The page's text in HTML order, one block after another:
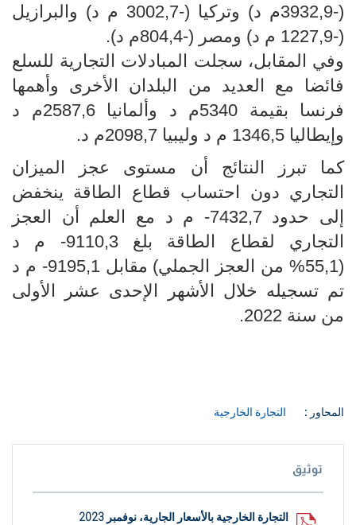
(-3932,9م د) وتركيا (-3002,7 م د) والبرازيل
(-1227,9 م د) ومصر (-804,4م د).
وفي المقابل، سجلت المبادلات التجارية للسلع
فائضا مع العديد من البلدان الأخرى وأهمها
فرنسا بقيمة 5340م د وألمانيا 2587,6م د
وإيطاليا 1346,5 م د وليبيا 2098,7م د.
كما تبرز النتائج أن مستوى عجز الميزان
التجاري دون احتساب قطاع الطاقة ينخفض
إلى حدود 7432,7- م د مع العلم أن العجز
التجاري لقطاع الطاقة بلغ 9110,3- م د
(55,1% من العجز الجملي) مقابل 9195,1- م د
تم تسجيله خلال الأشهر الإحدى عشر الأولى
من سنة 2022.
المحاور : التجارة الخارجية
توثيق
التجارة الخارجية بالأسعار الجارية، نوفمبر 2023